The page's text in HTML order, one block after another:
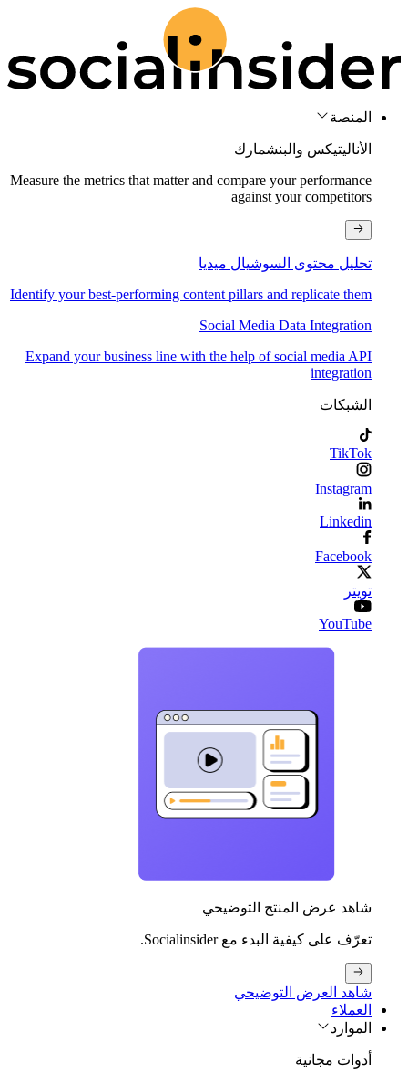
المنصة
الأناليتيكس والبنشمارك
Measure the metrics that matter and compare your performance
against your competitors
تحليل محتوى السوشيال ميديا
Identify your best-performing content pillars and replicate them
Social Media Data Integration
Expand your business line with the help of social media API
integration
الشبكات
TikTok
Instagram
Linkedin
Facebook
تويتر
YouTube
شاهد عرض المنتج التوضيحي
تعرّف على كيفية البدء مع Socialinsider.
شاهد العرض التوضيحي
العملاء
الموارد
أدوات مجانية